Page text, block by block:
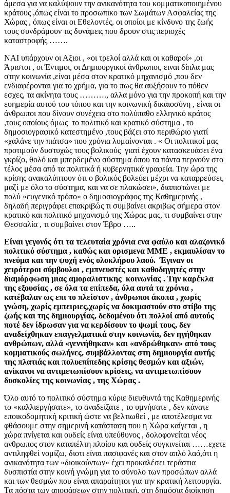
άμεσα για να καλύψουν την ανικανότητα του κομματικοποιημένου
κράτους ,όπως είναι το προσωπικο των Σωμάτων Ασφαλείας της
Χώρας , όπως είναι οι Εθελοντές, οι οποίοι με κίνδυνο της ζωής
τους συνδράμουν τις δυνάμεις που δρουν στις περιοχές
καταστροφής …….
ΝΑΙ υπάρχουν οι Αξιοι , «οι τρελοί αλλά και οι καθαροί» ,οι
Άριστοι , οι Έντιμοι, οι Δημιουργικοί άνθρωποι, ειναι δίπλα μας
στην κοινωνία ,είναι μέσα στον κρατικό μηχανισμό ,που δεν
ενδιαφέρονται για το χρήμα, για το πως θα αυξήσουν το πόθεν
εσχες, τα ακίνητα τους ………., αλλα μόνο για την προκοπή και την
ευημερία αυτού του τόπου και την κοινωνική δικαιοσύνη , είναι οι
άνθρωποι που δίνουν συνέχεια στο πολύπαθο ελληνικό κράτος
,τους οποίους όμως το πολιτικό και κρατικό σύστημα , το
δημοσιογραφικό κατεστημένο ,τους βάζει στο περιθώριο γιατί
«χαλάνε την πιάτσα» που χρόνια λυμαίνονται . « Οι πολιτικοί μας
προτιμούν δυστυχώς τους βολικούς γιατί έχουν κατασκευάσει ένα
γκρίζο, θολό και μπερδεμένο σύστημα όπου τα πάντα περνούν στο
τέλος μέσα από τα πολιτικά ή κυβερνητικά γραφεία. Την ώρα της
κρίσης ανακαλύπτουν ότι ο βολικός βολεύει μέχρι να καταρρεύσει,
μαζί με όλο το σύστημα, και να σε πλακώσει», διαπιστώνει με
πολύ «ευγενικό τρόπο» ο δημοσιογράφος της Καθημερινής ,
δηλαδή περιγράφει επακριβώς τι συμβαίνει ακριβως σήμερα στον
κρατικό και πολιτικό μηχανισμό της Χώρας μας, τι συμβαίνει στην
Θεσσαλία , τι συμβαίνει στον Έβρο …..
Είναι γεγονός ότι τα τελευταία χρόνια ενα φαύλο και αλαζονικό
πολιτικό σύστημα , καθώς και ορισμενα ΜΜΕ , εκμαυλίσαν το
πνεύμα και την ψυχή ενός ολοκλήρου λαού. Έγιναν οι
χειρότεροι σύμβουλοι , εμπνευστές και καθοδηγητές στην
διαμόρφωση μιας αμοραλιστικης κοινωνίας . Την καρέκλα
της εξουσίας , σε όλα τα επίπεδα, όλα αυτά τα χρόνια ,
κατέβαλαν ως επι το πλείστον , άνθρωποι άκοπα , χωρίς
γνώση, χωρίς εμπειριες,χωρίς να δοκιμαστούν στο στίβο της
ζωής και της δημιουργίας, δεδομένου ότι πολλοί από αυτούς
ποτέ δεν ίδρωσαν για να κερδίσουν το ψωμί τους, δεν
αναδείχθηκαν επαγγελματικά στην κοινωνία, δεν ηγήθηκαν
ανθρώπων, αλλά «γεννήθηκαν» και «ανδρώθηκαν» από τους
κομματικούς σωλήνες, συμβάλλοντας στη δημιουργία αυτής
της πλατιάς και πολυεπίπεδης κρίσης θεσμών και αξιών,
ανίκανοι να αντιμετωπίσουν κρίσεις, να αντιμετωπίσουν
δυσκολίες της κοινωνίας , της Χώρας .
Όλο αυτό το πολιτικό σύστημα κύριε διευθυντά της Καθημερινής
το «καλλιεργήσατε», το αναδείξατε , το υμνήσατε , δεν κάνατε
εποικοδομητική κριτική ώστε να βελτιωθεί , με αποτέλεσμα να
φθάσουμε στην σημερινή κατάσταση που η Χώρα καίγεται , η
χώρα πνίγεται και ουδείς είναι υπεύθυνος , δολοφονείται νέος
ανθρωπος στον καταπέλτη πλοίου και ουδείς συγκινείται ……εχετε
αντιληφθεί νομίζω, διοτι είναι πασιφανές και στον απλό λαό,ότι η
ανικανότητα των «διοικούντων» έχει προκαλέσει τεράστια
δυσπιστία στην κοινή γνώμη για το σύνολο των προσώπων αλλά
και των θεσμών που είναι απαραίτητοι για την κρατική λειτουργία.
Τα πόστα των αποφάσεων στην πολιτική, στη δημόσια διοίκηση